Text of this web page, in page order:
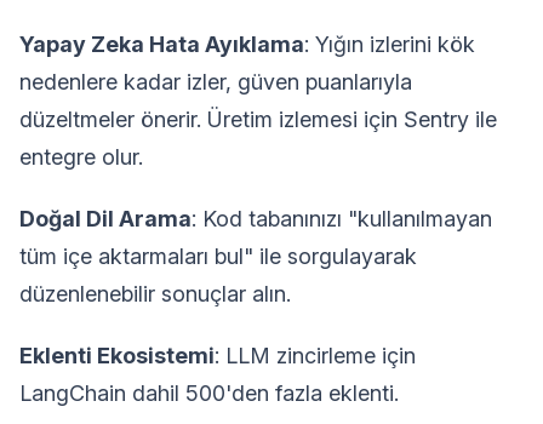
Yapay Zeka Hata Ayıklama: Yığın izlerini kök
nedenlere kadar izler, güven puanlarıyla
düzeltmeler önerir. Üretim izlemesi için Sentry ile
entegre olur.
Doğal Dil Arama: Kod tabanınızı "kullanılmayan
tüm içe aktarmaları bul" ile sorgulayarak
düzenlenebilir sonuçlar alın.
Eklenti Ekosistemi: LLM zincirleme için
LangChain dahil 500'den fazla eklenti.